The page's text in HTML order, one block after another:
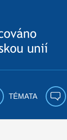
TÉMATA